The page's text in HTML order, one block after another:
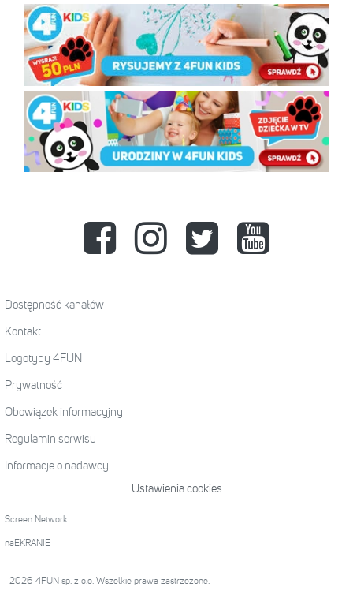
Dostępność kanałów
Kontakt
Logotypy 4FUN
Prywatność
Obowiązek informacyjny
Regulamin serwisu
Informacje o nadawcy
Ustawienia cookies
Screen Network
naEKRANIE
2026 4FUN sp. z o.o. Wszelkie prawa zastrzeżone.